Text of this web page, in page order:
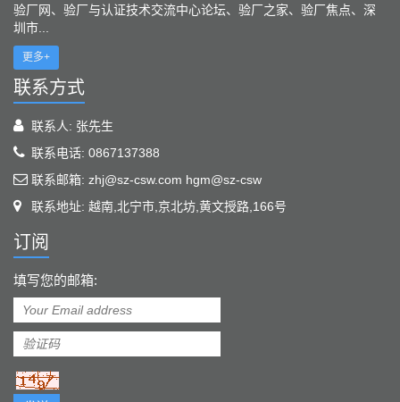
验厂网、验厂与认证技术交流中心论坛、验厂之家、验厂焦点、深
圳市...
更多+
联系方式
联系人: 张先生
联系电话: 0867137388
联系邮箱: zhj@sz-csw.com hgm@sz-csw
联系地址: 越南,北宁市,京北坊,黄文授路,166号
订阅
填写您的邮箱: